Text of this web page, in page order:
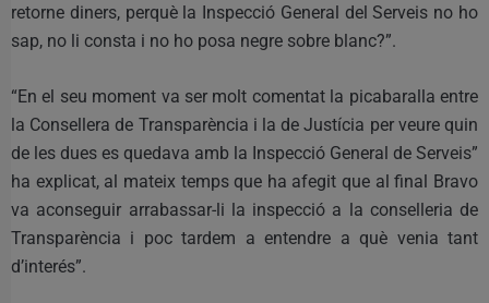
retorne diners, perquè la Inspecció General del Serveis no ho
sap, no li consta i no ho posa negre sobre blanc?”.
“En el seu moment va ser molt comentat la picabaralla entre
la Consellera de Transparència i la de Justícia per veure quin
de les dues es quedava amb la Inspecció General de Serveis”
ha explicat, al mateix temps que ha afegit que al final Bravo
va aconseguir arrabassar-li la inspecció a la conselleria de
Transparència i poc tardem a entendre a què venia tant
d’interés”.